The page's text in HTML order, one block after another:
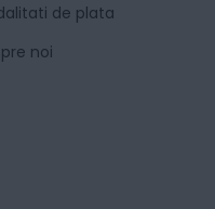
de plata
noi